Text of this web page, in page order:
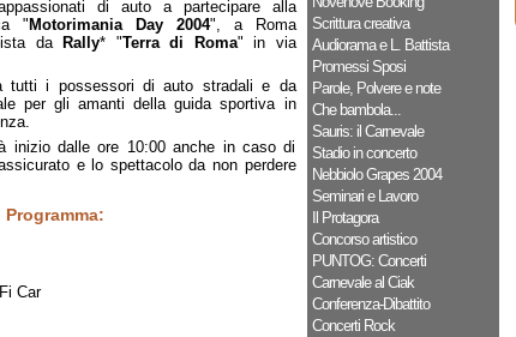
Scrittura creativa
Audiorama e L. Battista
Promessi Sposi
Parole, Polvere e note
Che bambola...
Sauris: il Carnevale
Stadio in concerto
Nebbiolo Grapes 2004
Seminari e Lavoro
Il Protagora
Concorso artistico
PUNTOG: Concerti
Carnevale al Ciak
Conferenza-Dibattito
Concerti Rock
di auto a partecipare alla
" Motorimania Day 2004", a Roma
da Rally* "Terra di Roma" in via
tutti i possessori di auto stradali e da
per gli amanti della guida sportiva in
inizio dalle ore 10:00 anche in caso di
e lo spettacolo da non perdere
Programma:
Car